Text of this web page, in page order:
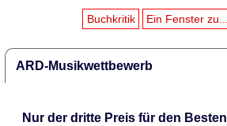
Buchkritik
Ein Fenster zu...
ARD-Musikwettbewerb
Nur der dritte Preis für den Besten